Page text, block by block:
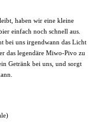
haben wir eine kleine
einfach noch schnell aus.
bei uns irgendwann das Licht
das legendäre Miwo-Pivo zu
Getränk bei uns, und sorgt